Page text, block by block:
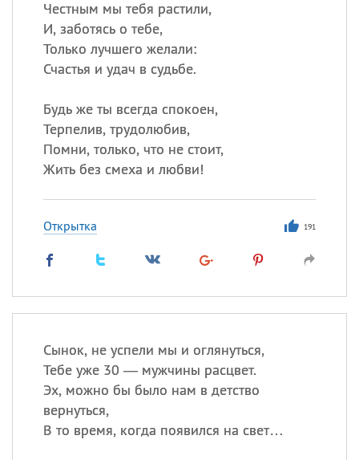
Честным мы тебя растили,
И, заботясь о тебе,
Только лучшего желали:
Счастья и удач в судьбе.
Будь же ты всегда спокоен,
Терпелив, трудолюбив,
Помни, только, что не стоит,
Жить без смеха и любви!
Открытка 191
Сынок, не успели мы и оглянуться,
Тебе уже 30 — мужчины расцвет.
Эх, можно бы было нам в детство
вернуться,
В то время, когда появился на свет…